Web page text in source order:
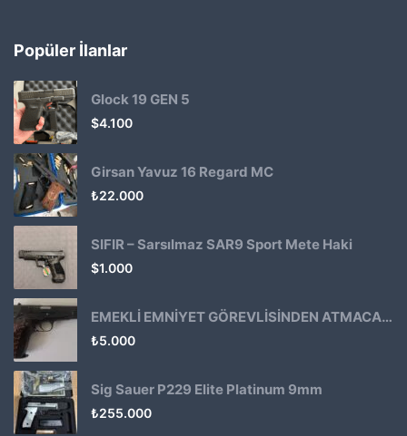
Popüler İlanlar
Glock 19 GEN 5
$4.100
Girsan Yavuz 16 Regard MC
₺22.000
SIFIR – Sarsılmaz SAR9 Sport Mete Haki
$1.000
EMEKLİ EMNİYET GÖREVLİSİNDEN ATMACA 53 KLASİK14
₺5.000
Sig Sauer P229 Elite Platinum 9mm
₺255.000